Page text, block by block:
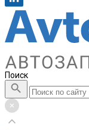
Поиск